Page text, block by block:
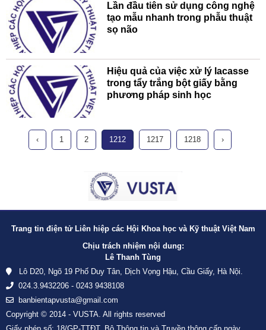
Lần đầu tiên sử dụng công nghệ
tạo mẫu nhanh trong phẫu thuật
sọ não
Hiệu quả của việc xử lý lacasse
trong tẩy trắng bột giấy bằng
phương pháp sinh học
‹ 1 2 1212 1217 1218 ›
Trang tin điện tử Liên hiệp các Hội Khoa học và Kỹ thuật Việt Nam
Chịu trách nhiệm nội dung:
Lê Thanh Tùng
Lô D20, Ngõ 19 Phố Duy Tân, Dịch Vọng Hậu, Cầu Giấy, Hà Nội.
024.3.9432206 - 0243 9438108
banbientapvusta@gmail.com
Copyright © 2014 - VUSTA. All rights reserved